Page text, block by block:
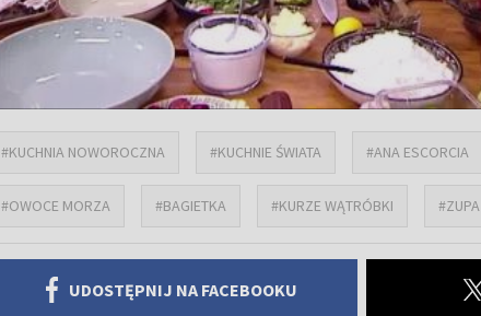
#KUCHNIA NOWOROCZNA #KUCHNIE ŚWIATA #ANA ESCORCIA
#OWOCE MORZA #BAGIETKA #KURZE WĄTRÓBKI #ZUPA
UDOSTĘPNIJ NA FACEBOOKU